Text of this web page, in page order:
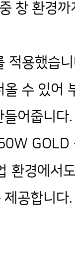
창 환경
적용했습
수 있어
어줍니다.
GOLD
환경에서
공합니다.